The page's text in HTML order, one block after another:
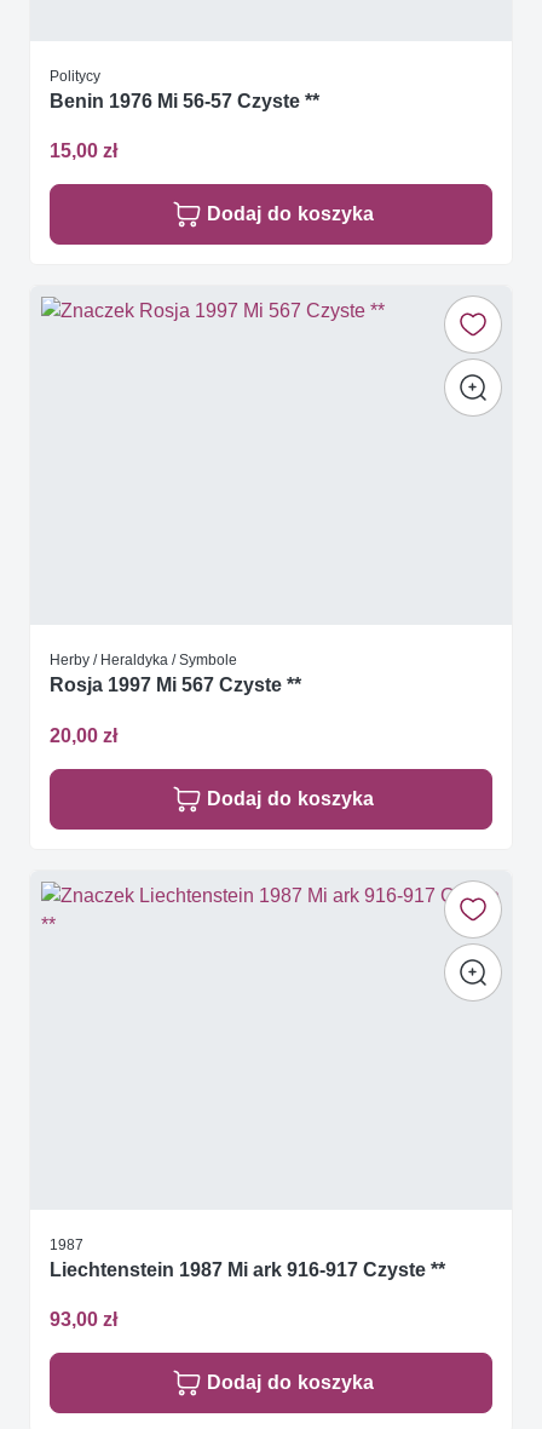
Politycy
Benin 1976 Mi 56-57 Czyste **
15,00 zł
Dodaj do koszyka
Herby / Heraldyka / Symbole
Rosja 1997 Mi 567 Czyste **
20,00 zł
Dodaj do koszyka
1987
Liechtenstein 1987 Mi ark 916-917 Czyste **
93,00 zł
Dodaj do koszyka